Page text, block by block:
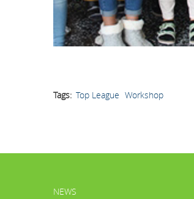
Tags Top League Workshop
HAUPTMENÜ
NEWS